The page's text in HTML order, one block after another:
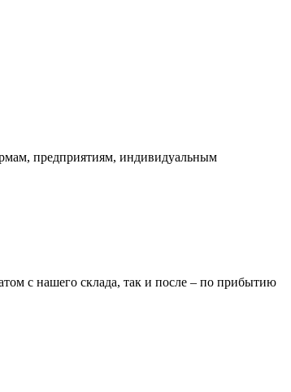
предприятиям, индивидуальным
с нашего склада, так и после – по прибытию